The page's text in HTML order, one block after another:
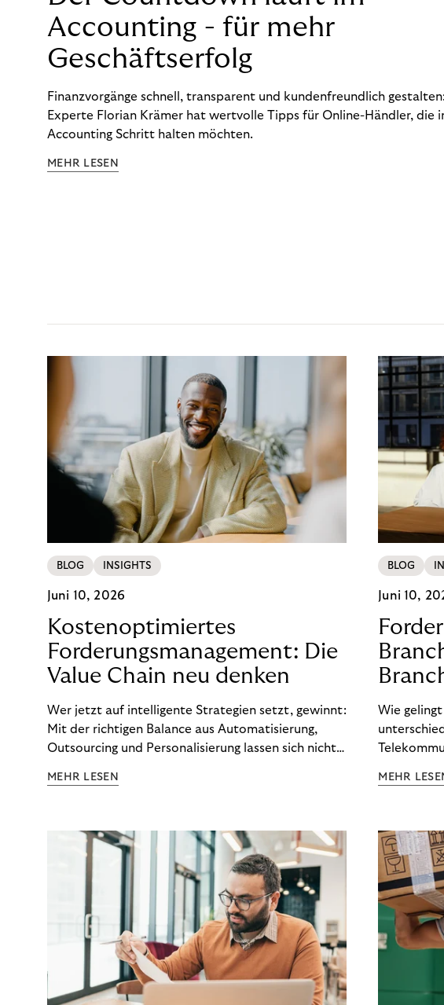
Accounting - für mehr
Geschäftserfolg
Finanzvorgänge schnell, transparent und kundenfreundlich
Experte Florian Krämer hat wertvolle Tipps für Online-Händler, die
Accounting Schritt halten möchten.
MEHR LESEN
BLOG INSIGHTS
Juni 10, 2026
Kostenoptimiertes
Forderungsmanagement: Die
Value Chain neu denken
Wer jetzt auf intelligente Strategien setzt, gewinnt:
Mit der richtigen Balance aus Automatisierung,
Outsourcing und Personalisierung lassen sich nicht
Ergebnisse sichern. Riverty zeigt, wie Recovery-
MEHR LESEN
BLOG
Juni 10,
Wie
wirksam
MEHR